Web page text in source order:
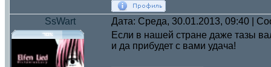
SsWart Дата: Среда, 30.01.2013, 09:40 |
Если в нашей стране даже тазы
и да прибудет с вами удача!